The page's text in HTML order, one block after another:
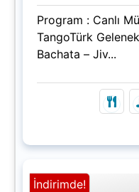
Program : Canlı
TangoTürk
Bachata – Jiv...
İndirimde!